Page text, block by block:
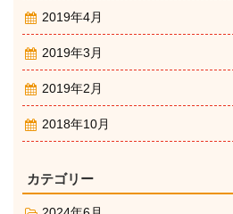
2019年4月
2019年3月
2019年2月
2018年10月
カテゴリー